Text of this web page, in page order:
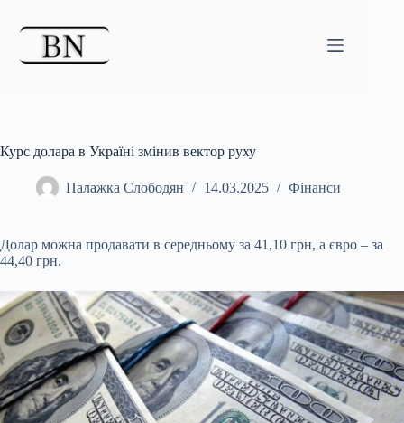
Курс долара в Україні змінив вектор руху
Палажка Слободян 14.03.2025 Фінанси
Долар можна продавати в середньому за 41,10 грн, а євро – за
44,40 грн.